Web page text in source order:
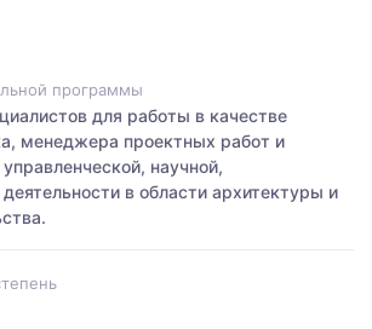
программы
для работы в качестве
менеджера проектных работ и
научной,
деятельности в области архитектуры и